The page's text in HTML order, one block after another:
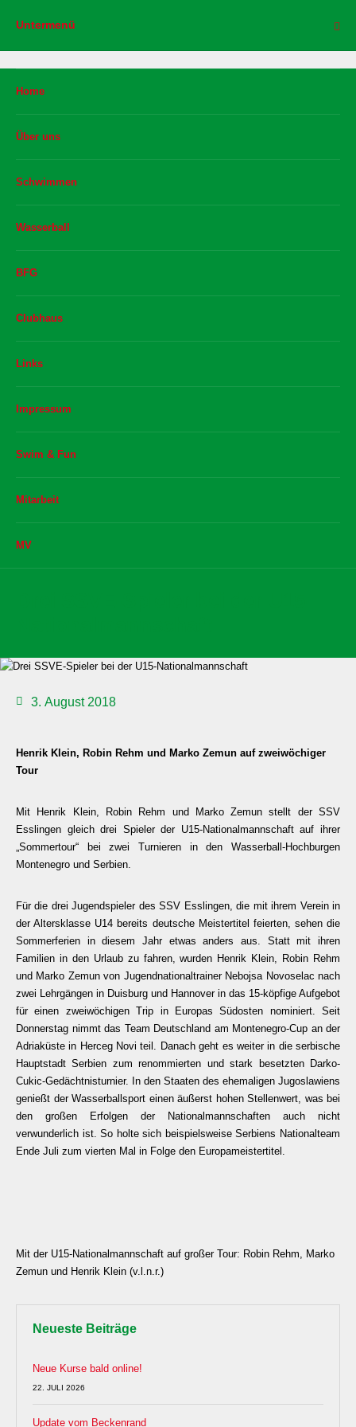
Untermenü
Home
Über uns
Schwimmen
Wasserball
BFG
Clubhaus
Links
Impressum
Swim & Fun
Mitarbeit
MV
3. August 2018
Henrik Klein, Robin Rehm und Marko Zemun auf zweiwöchiger
Tour
Mit Henrik Klein, Robin Rehm und Marko Zemun stellt der SSV
Esslingen gleich drei Spieler der U15-Nationalmannschaft auf ihrer
„Sommertour“ bei zwei Turnieren in den Wasserball-Hochburgen
Montenegro und Serbien.
Für die drei Jugendspieler des SSV Esslingen, die mit ihrem Verein in
der Altersklasse U14 bereits deutsche Meistertitel feierten, sehen die
Sommerferien in diesem Jahr etwas anders aus. Statt mit ihren
Familien in den Urlaub zu fahren, wurden Henrik Klein, Robin Rehm
und Marko Zemun von Jugendnationaltrainer Nebojsa Novoselac nach
zwei Lehrgängen in Duisburg und Hannover in das 15-köpfige Aufgebot
für einen zweiwöchigen Trip in Europas Südosten nominiert. Seit
Donnerstag nimmt das Team Deutschland am Montenegro-Cup an der
Adriaküste in Herceg Novi teil. Danach geht es weiter in die serbische
Hauptstadt Serbien zum renommierten und stark besetzten Darko-
Cukic-Gedächtnisturnier. In den Staaten des ehemaligen Jugoslawiens
genießt der Wasserballsport einen äußerst hohen Stellenwert, was bei
den großen Erfolgen der Nationalmannschaften auch nicht
verwunderlich ist. So holte sich beispielsweise Serbiens Nationalteam
Ende Juli zum vierten Mal in Folge den Europameistertitel.
Mit der U15-Nationalmannschaft auf großer Tour: Robin Rehm, Marko
Zemun und Henrik Klein (v.l.n.r.)
Neueste Beiträge
Neue Kurse bald online!
22. JULI 2026
Update vom Beckenrand